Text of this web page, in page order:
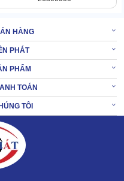
thay thế cho nhiều
tải được nhiều chi phí về
thời còn tối ưu được thời
công việc khác.
HÀNG
PHÁT
PHẨM
TOÁN
TÔI